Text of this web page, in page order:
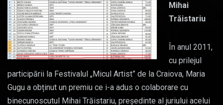
Mihai
Trăistariu
În anul 2011,
cu prilejul
participării la Festivalul „Micul Artist” de la Craiova, Maria
Gugu a obținut un premiu ce i-a adus o colaborare cu
binecunoscutul Mihai Trăistariu, președinte al juriului acelui